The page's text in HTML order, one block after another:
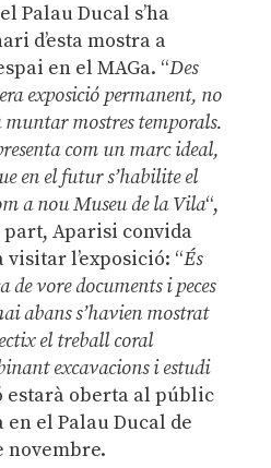
Palau Ducal s’ha
d’esta mostra a
en el MAGa. “Des
exposició permanent, no
muntar mostres temporals.
com un marc ideal,
en el futur s’habilite el
a nou Museu de la Vila“,
Aparisi convida
l’exposició: “És
vore documents i peces
abans s’havien mostrat
el treball coral
excavacions i estudi
estarà oberta al públic
el Palau Ducal de
novembre.